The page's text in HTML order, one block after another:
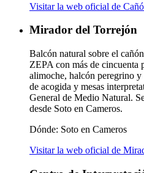
Visitar la web oficial de
Mirador del Torrejón
Balcón natural sobre el
ZEPA con más de cincuenta
alimoche, halcón peregrino y
de acogida y mesas
General de Medio Natural.
desde Soto en Cameros.
Dónde: Soto en Cameros
Visitar la web oficial de